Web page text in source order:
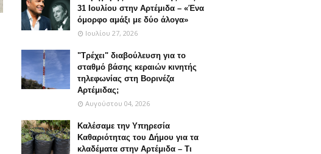
31 Ιουλίου στην Αρτέμιδα – «Ένα
όμορφο αμάξι με δύο άλογα»
Ιουλίου 27, 2026
"Τρέχει" διαβούλευση για τo
σταθμό βάσης κεραιών κινητής
τηλεφωνίας στη Βορινέζα
Αρτέμιδας;
Αυγούστου 04, 2026
Καλέσαμε την Υπηρεσία
Καθαριότητας του Δήμου για τα
κλαδέματα στην Αρτέμιδα – Τι